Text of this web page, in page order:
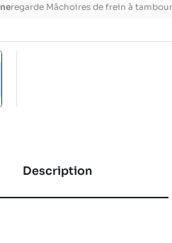
regarde Mâchoires de frein à tambour
Description